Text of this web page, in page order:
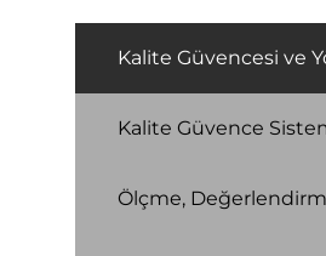
Kalite Güvencesi ve
Kalite Güvence
Ölçme,